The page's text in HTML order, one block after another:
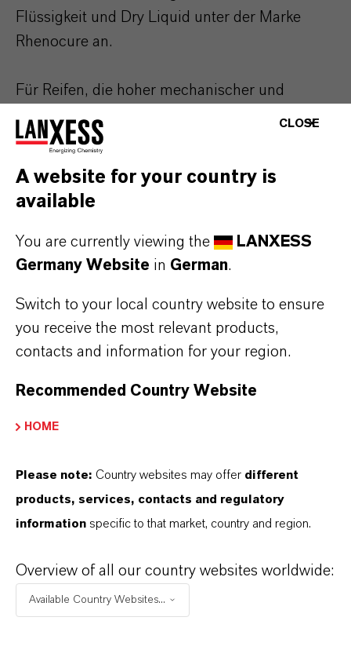
Flüssigkeit und Dry Liquid unter der Marke
Rhenocure an.
Für Reifen, die hoher mechanischer und
thermischer Beanspruchung ausgesetzt sind,
hat Rhein Chemie mit der Reihe Rhenogran
Programm. Dabei handelt es sich um
hochverstärkende Aramidfaser-Masterbatche,
die sich gleichmäßig in die Gummimischung
einarbeiten lassen. Neben dem Einsatz in
SBR ist Rhenogran P91-40 auch für viele
andere Kautschuktypen wie zum Beispiel
EPDM, CR und NBR geeignet.
Kautschukindustrie ein breites Portfolio an
Additiven, Verarbeitungswirkstoffen,
Vulkanisations- und Füllstoffaktivatoren,
Lichtschutzwachsen, Trennmitteln,
Hochleistungsbladdern. Weitere Informationen
finden sich unter http://rch.lanxess.com.
CLOSE
A website for your country is
available
You are currently viewing the
LANXESS
Germany Website in German.
Switch to your local country website to ensure
you receive the most relevant products,
contacts and information for your region.
Recommended Country Website
HOME
Please note: Country websites may offer different
products, services, contacts and regulatory
information specific to that market, country and region.
Overview of all our country websites worldwide:
Available Country Websites...